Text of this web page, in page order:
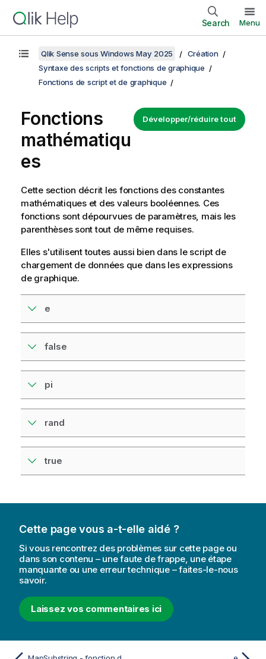
Search Menu
Qlik Sense sous Windows May 2025
Création
Syntaxe des scripts et fonctions de graphique
Fonctions de script et de graphique
Développer/réduire tout
Fonctions
mathématiqu
es
Cette section décrit les fonctions des constantes
mathématiques et des valeurs booléennes. Ces
fonctions sont dépourvues de paramètres, mais les
parenthèses sont tout de même requises.
Elles s'utilisent toutes aussi bien dans le script de
chargement de données que dans les expressions
de graphique.
e
false
pi
rand
true
Cette page vous a-t-elle aidé ?
Si vous rencontrez des problèmes sur cette page ou
dans son contenu – une faute de frappe, une étape
manquante ou une erreur technique – faites-le-nous
savoir.
Laissez vos commentaires ici